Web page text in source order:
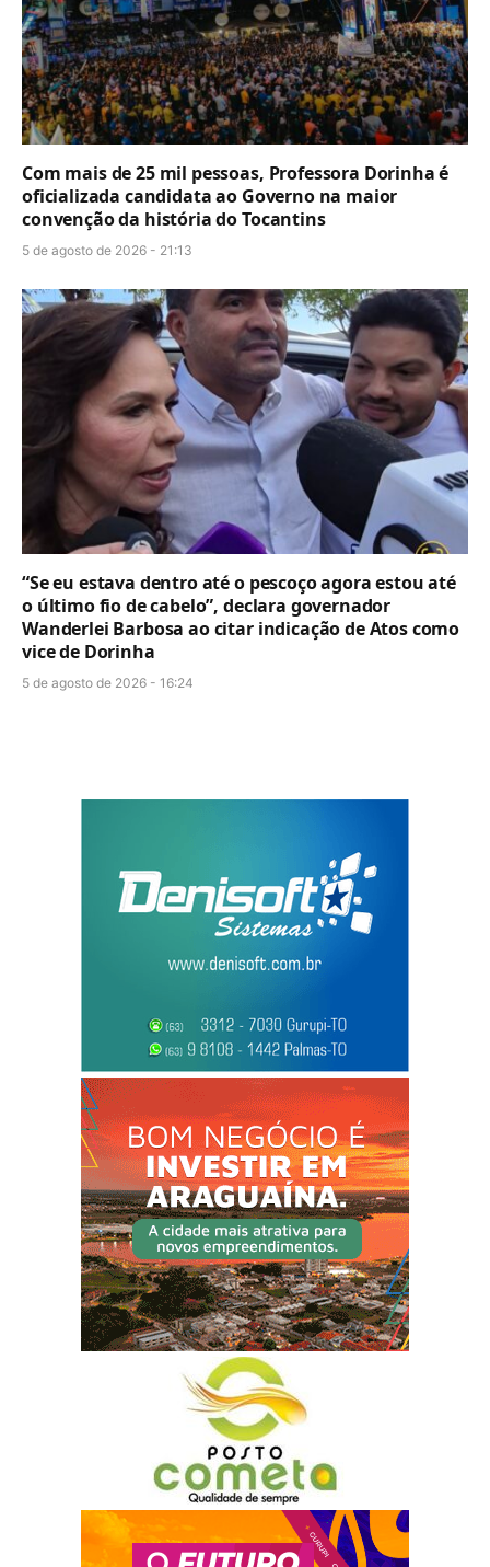
Com mais de 25 mil pessoas, Professora Dorinha é
oficializada candidata ao Governo na maior
convenção da história do Tocantins
5 de agosto de 2026 - 21:13
“Se eu estava dentro até o pescoço agora estou até
o último fio de cabelo”, declara governador
Wanderlei Barbosa ao citar indicação de Atos como
vice de Dorinha
5 de agosto de 2026 - 16:24